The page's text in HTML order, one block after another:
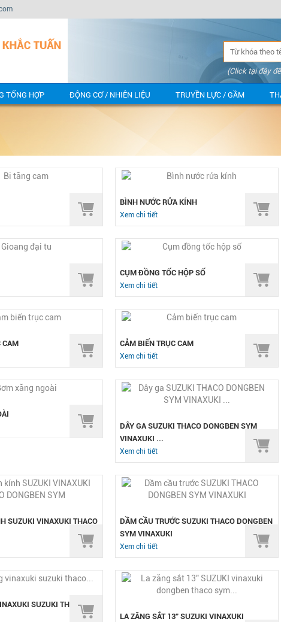
(Click tại đây
TỔNG HỢP ĐỘNG CƠ / NHIÊN LIỆU TRUYỀN LỰC / GẦM
BÌNH NƯỚC RỬA KÍNH
Xem chi tiết
CỤM ĐỒNG TỐC HỘP SỐ
Xem chi tiết
CAM CẢM BIẾN TRỤC CAM
Xem chi tiết
DÂY GA SUZUKI THACO DONGBEN SYM
VINAXUKI ...
Xem chi tiết
SUZUKI VINAXUKI THACO
DẦM CẦU TRƯỚC SUZUKI THACO DONGBEN
SYM VINAXUKI
Xem chi tiết
SUZUKI THACO...
LA ZĂNG SẮT 13" SUZUKI VINAXUKI